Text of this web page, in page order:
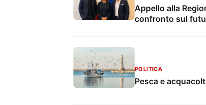
Appello alla
confronto sul
POLITICA
Pesca e